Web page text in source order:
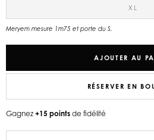
XL
Meryem mesure 1m75 et porte du S.
AJOUTER AU
RÉSERVER EN
Gagnez +15 points de fidélité